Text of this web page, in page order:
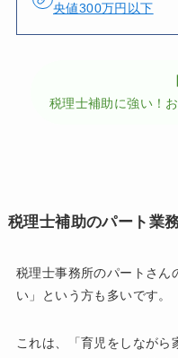
央値300万円以下
税理士補助に強い！
税理士補助のパート業
税理士事務所のパートさん
い」という方も多いです。
これは、「育児をしなが